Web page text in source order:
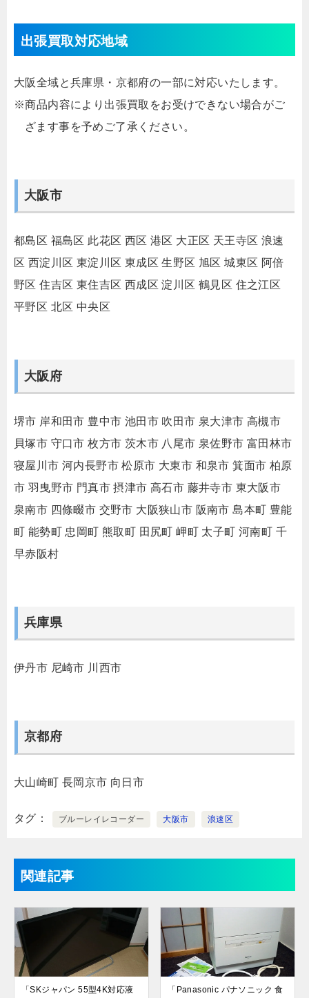
出張買取対応地域
大阪全域と兵庫県・京都府の一部に対応いたします。
※商品内容により出張買取をお受けできない場合がご
ざます事を予めご了承ください。
大阪市
都島区 福島区 此花区 西区 港区 大正区 天王寺区 浪速
区 西淀川区 東淀川区 東成区 生野区 旭区 城東区 阿倍
野区 住吉区 東住吉区 西成区 淀川区 鶴見区 住之江区
平野区 北区 中央区
大阪府
堺市 岸和田市 豊中市 池田市 吹田市 泉大津市 高槻市
貝塚市 守口市 枚方市 茨木市 八尾市 泉佐野市 富田林市
寝屋川市 河内長野市 松原市 大東市 和泉市 箕面市 柏原
市 羽曳野市 門真市 摂津市 高石市 藤井寺市 東大阪市
泉南市 四條畷市 交野市 大阪狭山市 阪南市 島本町 豊能
町 能勢町 忠岡町 熊取町 田尻町 岬町 太子町 河南町 千
早赤阪村
兵庫県
伊丹市 尼崎市 川西市
京都府
大山崎町 長岡京市 向日市
タグ ブルーレイレコーダー 大阪市 浪速区
関連記事
「SKジャパン 55型4K対応液
「Panasonic パナソニック 食